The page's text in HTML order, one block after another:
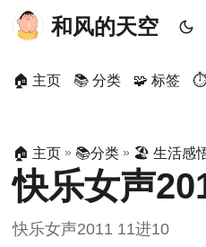
和风的天空
🏠 主页 📚 分类 🧩 标签 ⏱
🏠 主页 » 📚分类 » 🏖 生活感
快乐女声
快乐女声2011 11进10